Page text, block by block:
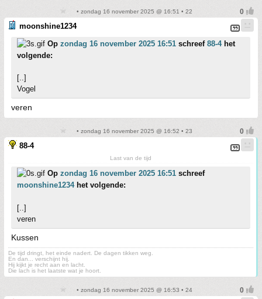
• zondag 16 november 2025 @ 16:51 • 22
moonshine1234
Op zondag 16 november 2025 16:51 schreef 88-4het
volgende:
[..]
Vogel
veren
• zondag 16 november 2025 @ 16:52 • 23
88-4
Last van de tijd
Op zondag 16 november 2025 16:51 schreef
moonshine1234het volgende:
[..]
veren
Kussen
De tijd dringt, het einde nadert. De dagen tikken weg.
En dan... verschijnt hij.
Hij kijkt je recht aan en lacht.
Die lach is het laatste wat je hoort.
• zondag 16 november 2025 @ 16:53 • 24